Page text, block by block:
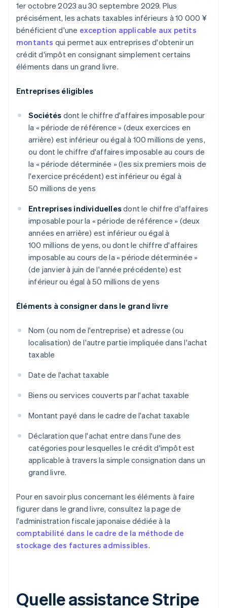
1er octobre 2023 au 30 septembre 2029. Plus
précisément, les achats taxables inférieurs à 10 000 ¥
bénéficient d'une exception applicable aux petits
montants qui permet aux entreprises d'obtenir un
crédit d'impôt en consignant simplement certains
éléments dans un grand livre.
Entreprises éligibles
Sociétés dont le chiffre d'affaires imposable pour
la « période de référence » (deux exercices en
arrière) est inférieur ou égal à 100 millions de yens,
ou dont le chiffre d'affaires imposable au cours de
la « période déterminée » (les six premiers mois de
l'exercice précédent) est inférieur ou égal à
50 millions de yens
Entreprises individuellesdont le chiffre d'affaires
imposable pour la « période de référence » (deux
années en arrière) est inférieur ou égal à
100 millions de yens, ou dont le chiffre d'affaires
imposable au cours de la « période déterminée »
(de janvier à juin de l'année précédente) est
inférieur ou égal à 50 millions de yens
Éléments à consigner dans le grand livre
Nom (ou nom de l'entreprise) et adresse (ou
localisation) de l'autre partie impliquée dans l'achat
taxable
Date de l'achat taxable
Biens ou services couverts par l'achat taxable
Montant payé dans le cadre de l'achat taxable
Déclaration que l'achat entre dans l'une des
catégories pour lesquelles le crédit d'impôt est
applicable à travers la simple consignation dans un
grand livre.
Pour en savoir plus concernant les éléments à faire
figurer dans le grand livre, consultez la page de
l'administration fiscale japonaise dédiée à la
comptabilité dans le cadre de la méthode de
stockage des factures admissibles.
Quelle assistance Stripe